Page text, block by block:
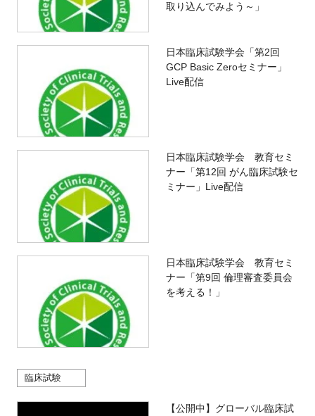
取り込んでみよう～」
日本臨床試験学会「第2回
GCP Basic Zeroセミナー」
Live配信
日本臨床試験学会 教育セミ
ナー「第12回 がん臨床試験セ
ミナー」Live配信
日本臨床試験学会 教育セミ
ナー「第9回 倫理審査委員会
を考える！」
臨床試験
【公開中】グローバル臨床試